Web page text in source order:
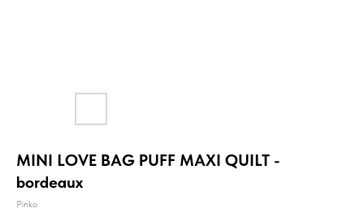
MINI LOVE BAG PUFF MAXI QUILT -
bordeaux
Pinko